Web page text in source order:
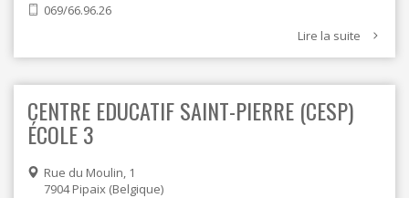
069/66.96.26
Lire la suite
CENTRE EDUCATIF SAINT-PIERRE (CESP)
ÉCOLE 3
Rue du Moulin, 1
7904 Pipaix Belgique